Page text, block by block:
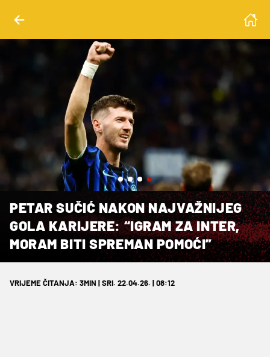
Garofalo
PETAR SUČIĆ NAKON NAJVAŽNIJEG
GOLA KARIJERE: “IGRAM ZA INTER,
MORAM BITI SPREMAN POMOĆI”
VRIJEME ČITANJA: 3MIN | SRI. 22.04.26. | 08:12